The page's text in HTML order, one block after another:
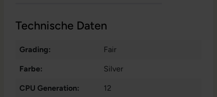
Technische Daten
Grading: Fair
Farbe: Silver
CPU Generation: 12